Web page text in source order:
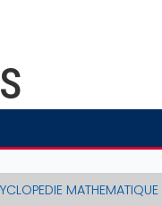
MATHEMATIQUE